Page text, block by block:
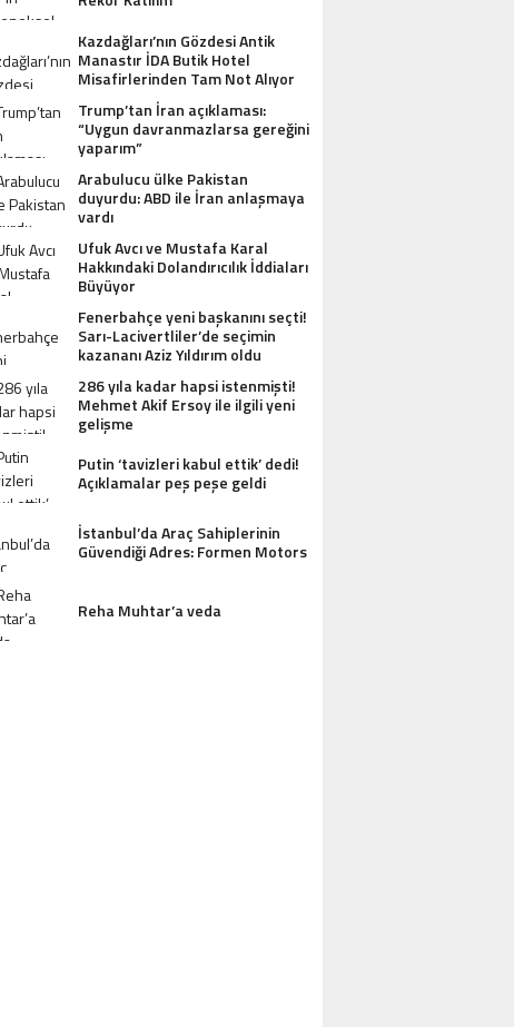
GÖZDESI ANTIK
Kazdağları’nın Gözdesi Antik
Manastır İDA Butik Hotel
Misafirlerinden Tam Not Alıyor
Trump’tan İran açıklaması:
“Uygun davranmazlarsa gereğini
yaparım”
Arabulucu ülke Pakistan
duyurdu: ABD ile İran anlaşmaya
vardı
Ufuk Avcı ve Mustafa Karal
Hakkındaki Dolandırıcılık İddiaları
Büyüyor
Fenerbahçe yeni başkanını seçti!
Sarı-Lacivertliler’de seçimin
kazananı Aziz Yıldırım oldu
286 yıla kadar hapsi istenmişti!
Mehmet Akif Ersoy ile ilgili yeni
gelişme
Putin ‘tavizleri kabul ettik’ dedi!
Açıklamalar peş peşe geldi
İstanbul’da Araç Sahiplerinin
Güvendiği Adres: Formen Motors
Reha Muhtar’a veda